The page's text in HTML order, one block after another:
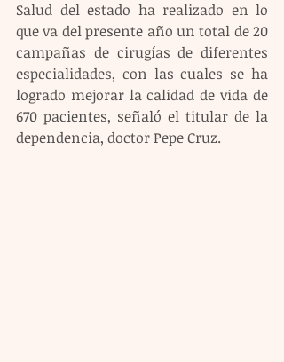
Salud del estado ha realizado en lo
que va del presente año un total de 20
campañas de cirugías de diferentes
especialidades, con las cuales se ha
logrado mejorar la calidad de vida de
670 pacientes, señaló el titular de la
dependencia, doctor Pepe Cruz.